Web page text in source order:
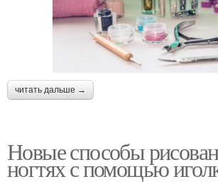
читать дальше →
Новые способы
ногтях с помощью